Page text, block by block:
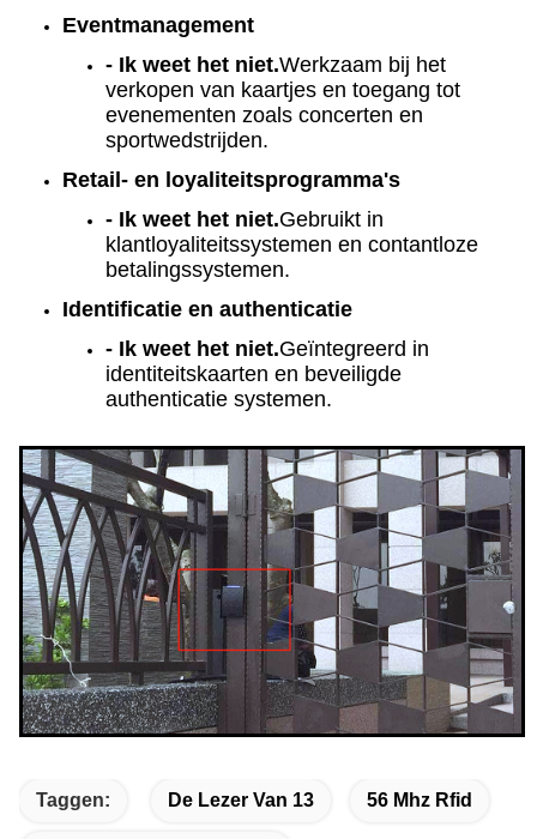
Eventmanagement
- Ik weet het niet.Werkzaam bij het
verkopen van kaartjes en toegang tot
evenementen zoals concerten en
sportwedstrijden.
Retail- en loyaliteitsprogramma's
- Ik weet het niet.Gebruikt in
klantloyaliteitssystemen en contantloze
betalingssystemen.
Identificatie en authenticatie
- Ik weet het niet.Geïntegreerd in
identiteitskaarten en beveiligde
authenticatie systemen.
Taggen: De Lezer Van 13 56 Mhz Rfid